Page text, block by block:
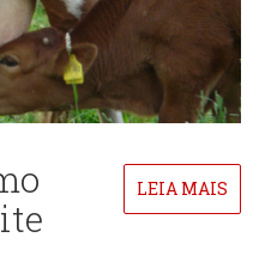
LEIA MAIS